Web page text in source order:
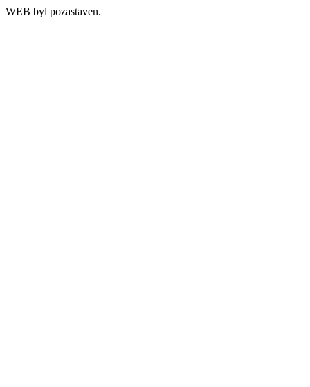
WEB byl pozastaven.